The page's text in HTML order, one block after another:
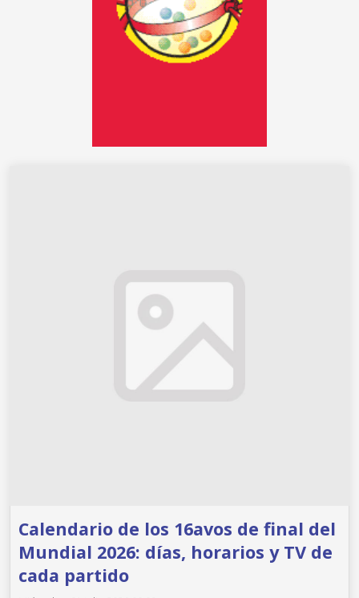
Calendario de los 16avos de final del
Mundial 2026: días, horarios y TV de
cada partido